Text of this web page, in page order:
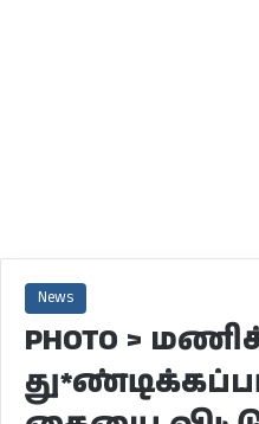
News
PHOTO >